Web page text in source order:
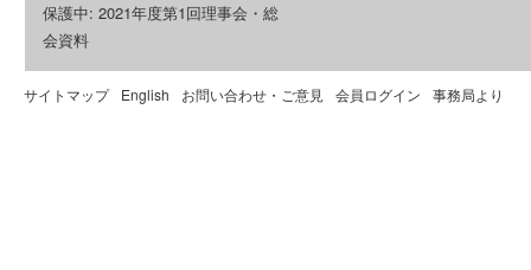
保護中: 2021年度第1回理事会・総
会資料
サイトマップ English お問い合わせ・ご意見 会員ログイン 事務局より